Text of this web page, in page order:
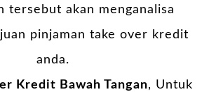
tersebut akan menganalisa
pinjaman take over kredit
anda.
Kredit Bawah Tangan, Untuk